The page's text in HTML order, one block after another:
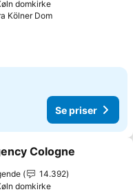
domkirke
Kölner DomSe priser
Se priser
favoritter
Cologne
14.392
domkirke